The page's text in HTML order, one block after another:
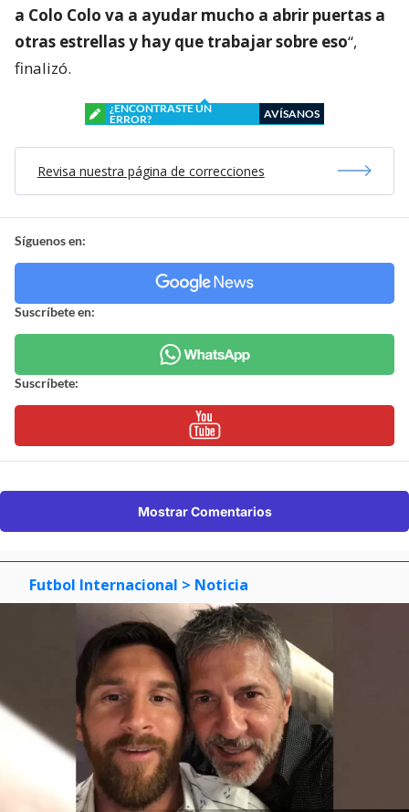
a Colo Colo va a ayudar mucho a abrir puertas a
otras estrellas y hay que trabajar sobre eso“,
finalizó.
¿ENCONTRASTE UN
ERROR?
AVÍSANOS
Revisa nuestra página de correcciones
Síguenos en:
Suscríbete en:
Suscríbete:
Mostrar Comentarios
Futbol Internacional > Noticia